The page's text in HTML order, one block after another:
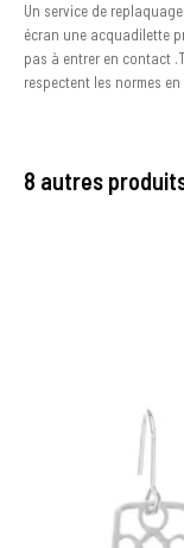
Un service de
écran une acquadilette
pas à entrer en contact
respectent les normes
8 autres